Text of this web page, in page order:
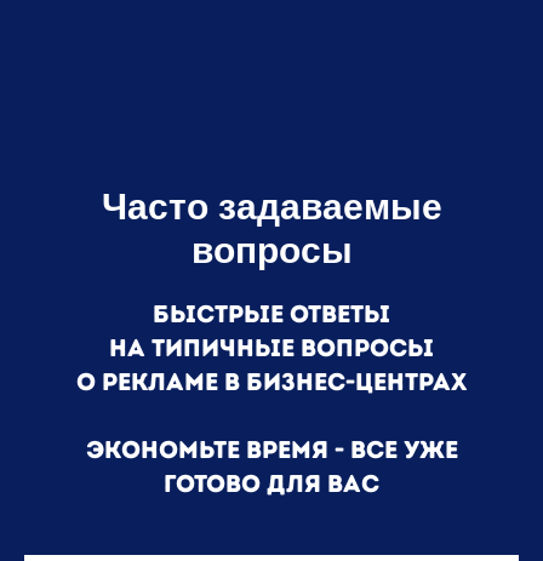
Часто задаваемые
вопросы
Быстрые ответы
на типичные вопросы
о рекламе в бизнес-центрах
Экономьте время - все уже
готово для вас